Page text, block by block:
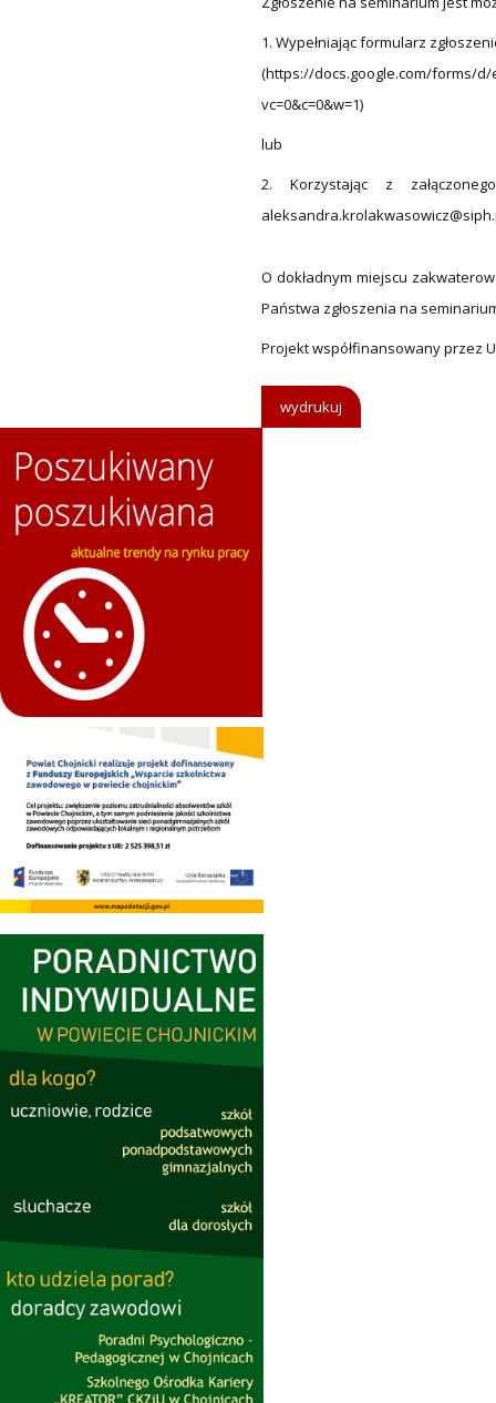
1. Wypełniając formularz
(https://docs.google.com/forms/d/
vc=0&c=0&w=1)
lub
2. Korzystając z
O dokładnym miejscu
Państwa zgłoszenia na
Projekt współfinansowany przez
wydrukuj